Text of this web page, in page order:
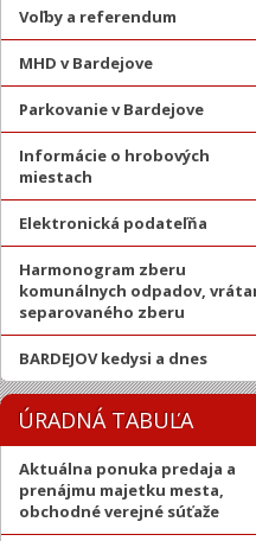
Voľby a referendum
MHD v Bardejove
Parkovanie v Bardejove
Informácie o hrobových
miestach
Elektronická podateľňa
Harmonogram zberu
komunálnych odpadov,
separovaného zberu
BARDEJOV kedysi a dnes
ÚRADNÁ TABUĽA
Aktuálna ponuka predaja a
prenájmu majetku mesta,
obchodné verejné súťaže